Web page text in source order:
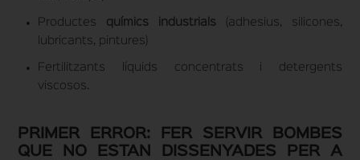
Productes químics industrials (adhesius, silicones,
lubricants, pintures)
Fertilitzants líquids concentrats i detergents
viscosos.
PRIMER ERROR: FER SERVIR BOMBES
QUE NO ESTAN DISSENYADES PER A